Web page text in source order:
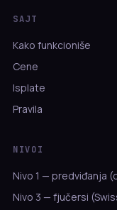
SAJT
Kako funkcioniše
Cene
Isplate
Pravila
NIVOI
Nivo 1 — predviđanja
Nivo 3 — fjučersi